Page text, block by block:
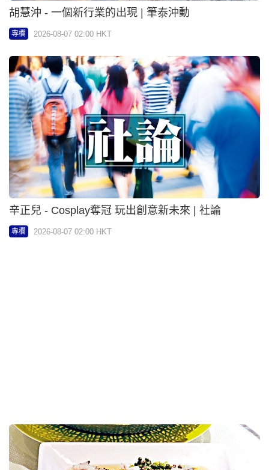
查小欣 - 農圃抗深圳價套餐 | 查乜料
專欄 2026-08-07 02:00 HKT
林靖風 - 李鈺淇「雙重藍：香港異童話篇章」 | 優雅